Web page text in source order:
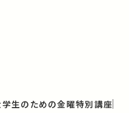
生のための金曜特別講座